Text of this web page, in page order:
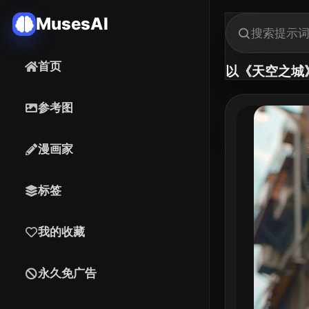
MusesAI
首页
参考图
漫画家
标签
我的收藏
永久免广告
以《天空之